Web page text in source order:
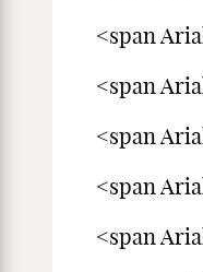
<span
<span
<span
<span
<span